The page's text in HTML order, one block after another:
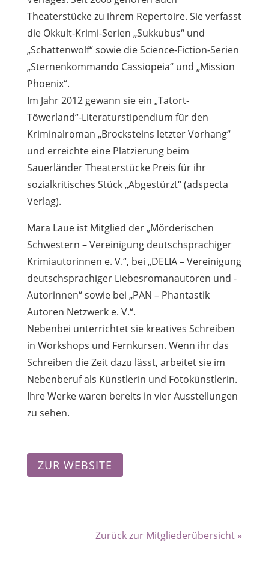
Theaterstücke zu ihrem Repertoire. Sie verfasst
die Okkult-Krimi-Serien „Sukkubus“ und
„Schattenwolf“ sowie die Science-Fiction-Serien
„Sternenkommando Cassiopeia“ und „Mission
Phoenix“.
Im Jahr 2012 gewann sie ein „Tatort-
Töwerland“-Literaturstipendium für den
Kriminalroman „Brocksteins letzter Vorhang“
und erreichte eine Platzierung beim
Sauerländer Theaterstücke Preis für ihr
sozialkritisches Stück „Abgestürzt“ (adspecta
Verlag).
Mara Laue ist Mitglied der „Mörderischen
Schwestern – Vereinigung deutschsprachiger
Krimiautorinnen e. V.“, bei „DELIA – Vereinigung
deutschsprachiger Liebesromanautoren und -
Autorinnen“ sowie bei „PAN – Phantastik
Autoren Netzwerk e. V.“.
Nebenbei unterrichtet sie kreatives Schreiben
in Workshops und Fernkursen. Wenn ihr das
Schreiben die Zeit dazu lässt, arbeitet sie im
Nebenberuf als Künstlerin und Fotokünstlerin.
Ihre Werke waren bereits in vier Ausstellungen
zu sehen.
ZUR WEBSITE
Zurück zur Mitgliederübersicht »